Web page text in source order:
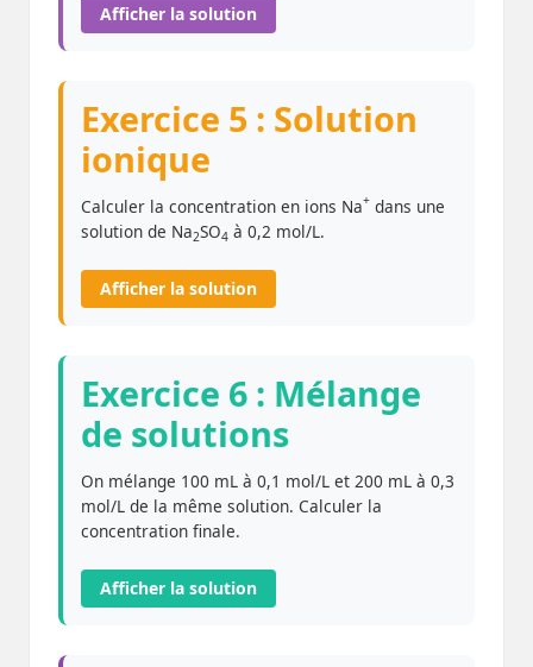
Afficher la solution
Exercice 5 : Solution
ionique
Calculer la concentration en ions Na+ dans une
solution de Na2SO4 à 0,2 mol/L.
Afficher la solution
Exercice 6 : Mélange
de solutions
On mélange 100 mL à 0,1 mol/L et 200 mL à 0,3
mol/L de la même solution. Calculer la
concentration finale.
Afficher la solution